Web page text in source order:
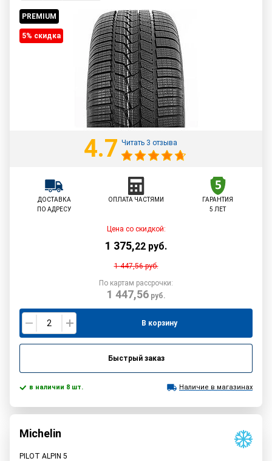
PREMIUM
5% cкидка
4.7 Читать 3 отзыва
ДОСТАВКА
ПО АДРЕСУ
ОПЛАТА ЧАСТЯМИ
ГАРАНТИЯ
5 ЛЕТ
Цена со скидкой:
1 375,22 руб.
1 447,56руб.
По картам рассрочки:
1 447,56руб.
В корзину
Быстрый заказ
в наличии 8 шт. Наличие в магазинах
Michelin
PILOT ALPIN 5